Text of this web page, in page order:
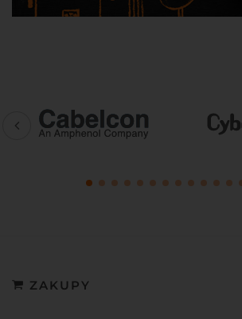
ZAKUPY